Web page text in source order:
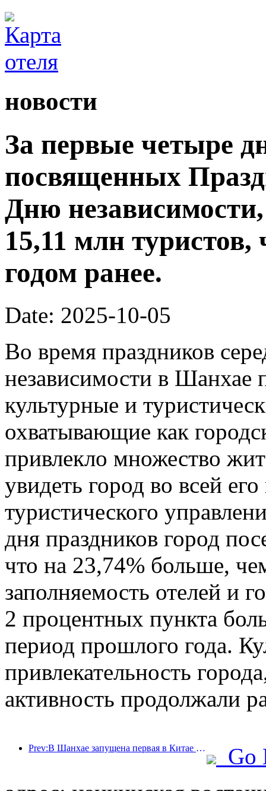
новости
За первые четыре
посвященных
Дню
15,11 млн
годом ранее.
Date: 2025-10-05
Во время праздников
независимости в Шанхае
культурные и
охватывающие как
привлекло множество
увидеть город во всей
туристического
дня праздников город
что на 23,74% больше,
заполняемость отелей и
2 процентных пункта
период прошлого года.
привлекательность
активность продолжали
Prev:В Шанхае запущена первая в Китае система самостоятельного потребления культурных и туристических услуг для иностранных туристов
Go